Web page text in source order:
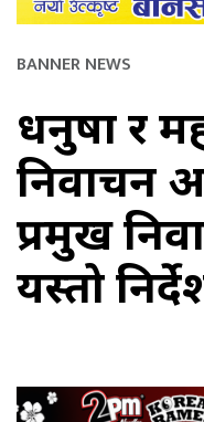
BANNER NEWS
धनुषा र
निर्वाचन
प्रमुख
यस्तो